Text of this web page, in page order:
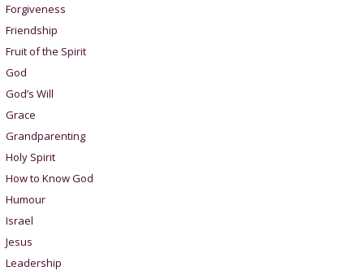
Forgiveness
Friendship
Fruit of the Spirit
God
God’s Will
Grace
Grandparenting
Holy Spirit
How to Know God
Humour
Israel
Jesus
Leadership